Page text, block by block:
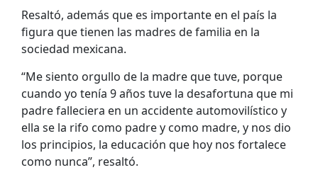
Resaltó, además que es importante en el país la
figura que tienen las madres de familia en la
sociedad mexicana.
“Me siento orgullo de la madre que tuve, porque
cuando yo tenía 9 años tuve la desafortuna que mi
padre falleciera en un accidente automovilístico y
ella se la rifo como padre y como madre, y nos dio
los principios, la educación que hoy nos fortalece
como nunca”, resaltó.